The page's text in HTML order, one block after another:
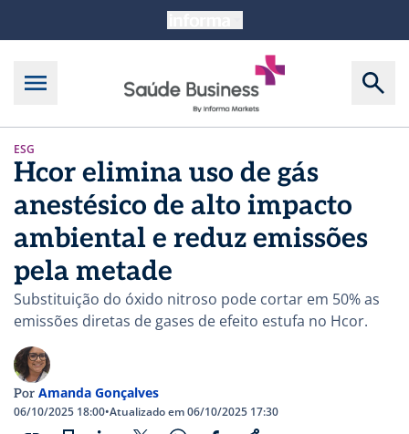
ESG
Hcor elimina uso de gás
anestésico de alto impacto
ambiental e reduz emissões
pela metade
Substituição do óxido nitroso pode cortar em 50% as
emissões diretas de gases de efeito estufa no Hcor.
Por Amanda Gonçalves
06/10/2025 18:00•Atualizado em 06/10/2025 17:30